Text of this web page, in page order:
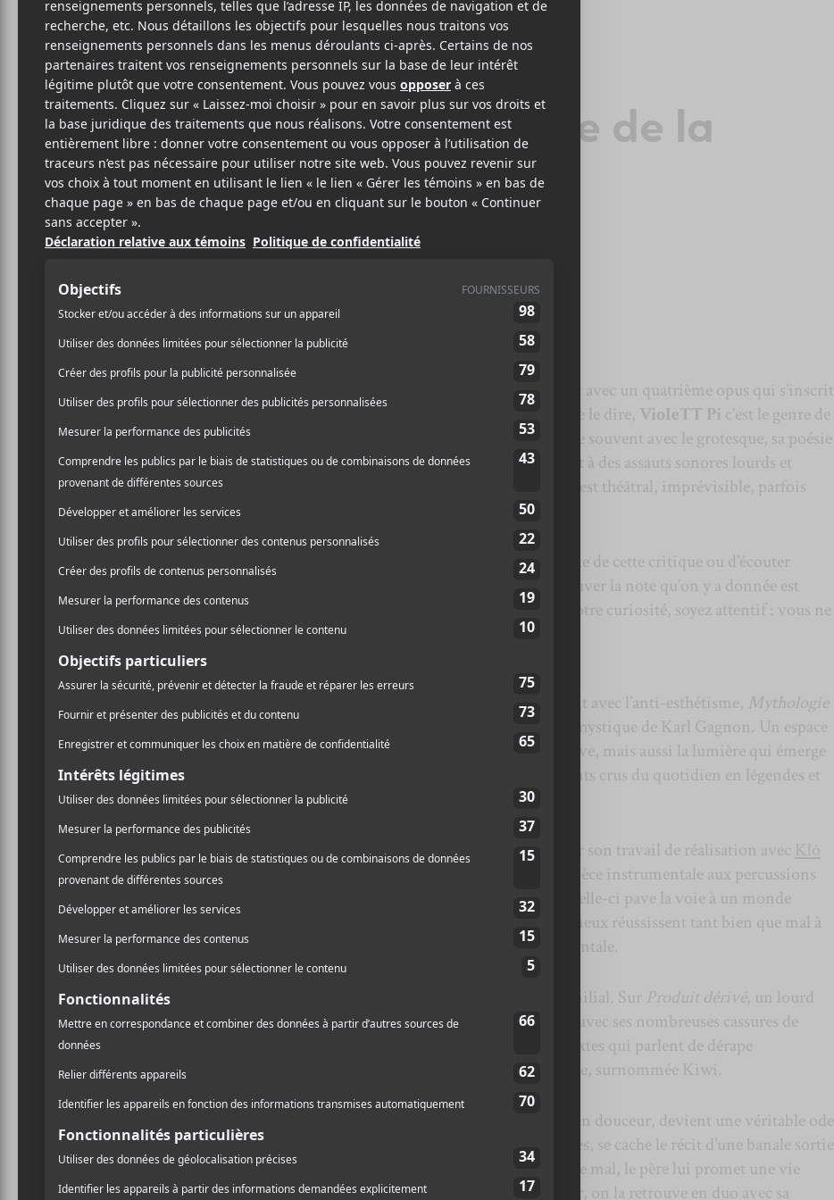
VIOLETT PI
Mythologie de la
dérape
L-A be 2026 41 minutes
ZIÈVE GAUTHIER
/ EXPÉRIMENTAL
/ MÉTAL / INDUSTRIEL
PARTAGER
F
A
E
O
K
T
W
I
T
E
P
A
T
G
R
VioleTT Pirevient avec un quatrième opus qui s’inscrit
dans la continuité de son univers artistique. On va se le dire, VioleTT Pi c’est le genre de
proposition qui passe ou qui casse. Son univers flirte souvent avec le grotesque, sa poésie
n’est pas proprette, et ses compositions s’apparentent à des assauts sonores lourds et
éclatés, traversés de courts fragments mélodiques. C’est théâtral, imprévisible, parfois
carrément clownesque.
Si cette description vous rebute, inutile de lire la suite de cette critique ou d’écouter
. Vous allez le détester et trouver la note qu’on y a donnée est
quatre fois trop élevée. Si, au contraire, cela pique votre curiosité, soyez attentif : vous ne
serez pas déçu.
Avec sa pochette vulnérable qui flirte volontairement avec l’anti-esthétisme, Mythologie
nous transporte dans l’univers poético-mystique de Karl Gagnon. Un espace
où il raconte l’angoisse, la perte de contrôle et la dérive, mais aussi la lumière qui émerge
des traumatismes. Cet album transforme des moments crus du quotidien en légendes et
fait jaillir le beau à partir du laid.
Coréalisé avec Sylvain Deschamps (aussi connu pour son travail de réalisation avec Klô
Pelgag
, une solennelle pièce instrumentale aux percussions
tribales digne de l’ouverture d’un film fantastique. Celle-ci pave la voie à un monde
écorché de 13 titres dans lequel de brefs rayons lumineux réussissent tant bien que mal à
percer les décombres de la solitude et de la dérive mentale.
Cette lumière provient principalement du giron familial. Sur Produit dérivé, un lourd
riffmétal bifurque vers un univers quasi circassien, avec ses nombreuses cassures de
rythmes et de styles en parfaite harmonie avec des textes qui parlent de dérape
existentielle et qui termine sur la voix de sa jeune fille, surnommée Kiwi.
, qui, après une entrée en douceur, devient une véritable ode
punk-rock où derrière les guitares, pourtant abrasives, se cache le récit d’une banale sortie
au parc avec Kiwi. Alors que la petite vient de se faire mal, le père lui promet une vie
remplie d’amour, d’amitiés et d’espoir. Cette candeur, on la retrouve en duo avec sa